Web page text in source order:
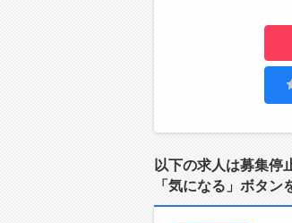
以下の求人は募集停
「気になる」ボタン